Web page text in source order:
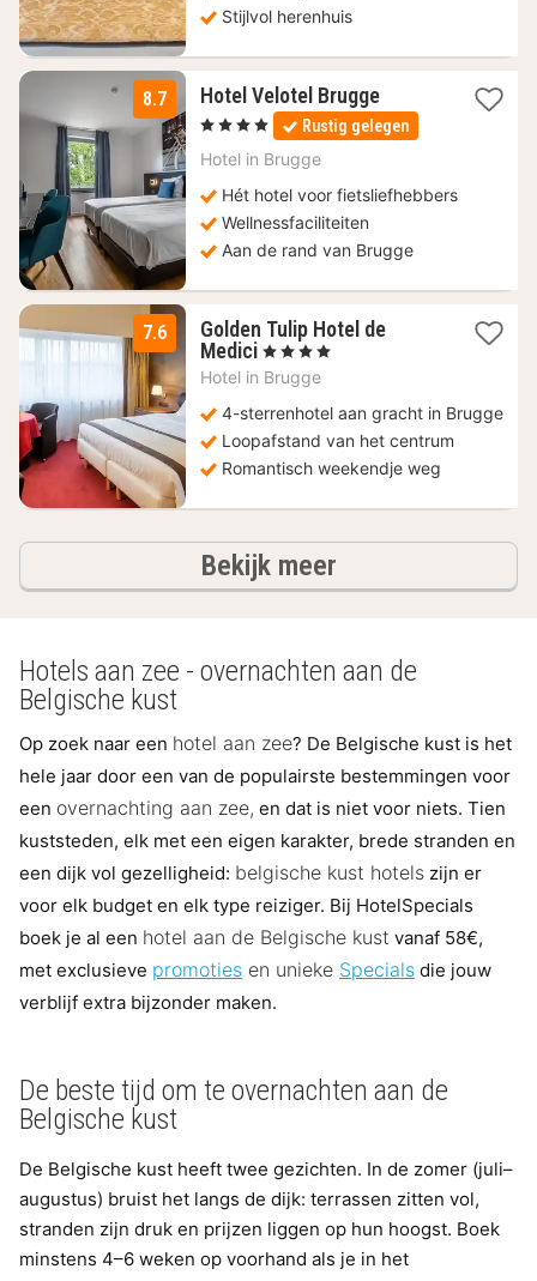
Stijlvol herenhuis
8.7 Hotel Velotel Brugge1
nacht
vanaf
, 4 Sterren Rustig gelegen
Hotel in Brugge
Hét hotel voor fietsliefhebbers
Wellnessfaciliteiten
Aan de rand van Brugge
7.6
Golden Tulip Hotel de
Medici 2
nachten
vanaf
139
€
, 4 Sterren
Hotel in Brugge
4-sterrenhotel aan gracht in Brugge
Loopafstand van het centrum
Romantisch weekendje weg
Bekijk meerhotels
Hotels aan zee - overnachten aan de
Belgische kust
Op zoek naar een hotel aan zee? De Belgische kust is het
hele jaar door een van de populairste bestemmingen voor
een overnachting aan zee, en dat is niet voor niets. Tien
kuststeden, elk met een eigen karakter, brede stranden en
een dijk vol gezelligheid: belgische kust hotels zijn er
voor elk budget en elk type reiziger. Bij HotelSpecials
boek je al een hotel aan de Belgische kust vanaf 58€,
met exclusieve promoties en unieke Specials die jouw
verblijf extra bijzonder maken.
De beste tijd om te overnachten aan de
Belgische kust
De Belgische kust heeft twee gezichten. In de zomer (juli–
augustus) bruist het langs de dijk: terrassen zitten vol,
stranden zijn druk en prijzen liggen op hun hoogst. Boek
minstens 4–6 weken op voorhand als je in het